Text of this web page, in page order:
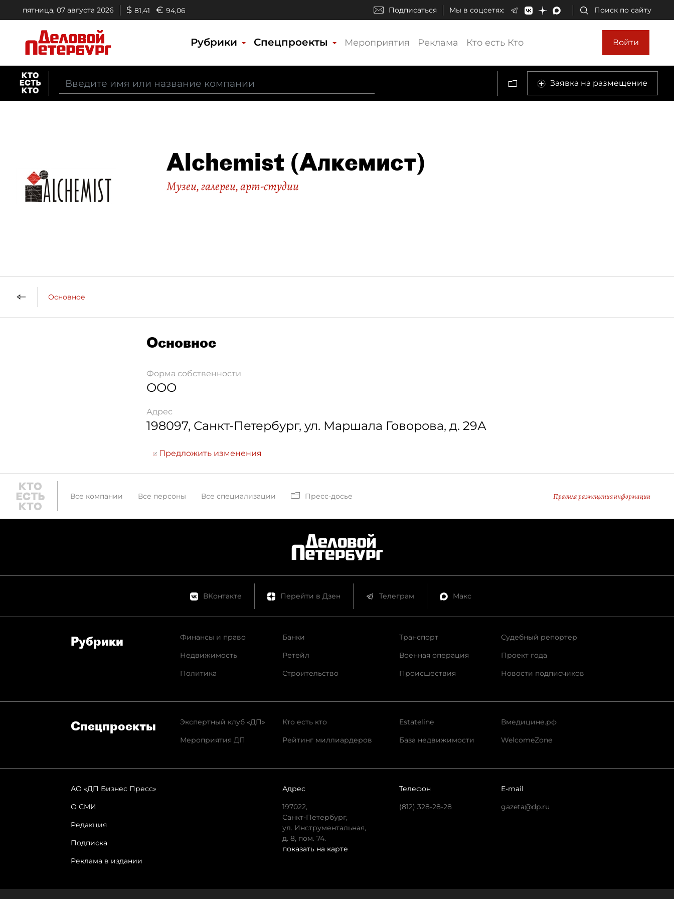
пятница, 07 августа 2026 $ 81,41 € 94,06 Подписаться Мы в соцсетях: Поиск по сайту
Рубрики Спецпроекты Мероприятия Реклама Кто есть Кто Войти
Заявка на размещение
Alchemist (Алкемист)
Музеи, галереи, арт-студии
Основное
Основное
Форма собственности
ООО
Адрес
198097, Санкт-Петербург, ул. Маршала Говорова, д. 29А
Предложить изменения
Все компании Все персоны Все специализации Пресс-досье Правила размещения информации
ВКонтакте Перейти в Дзен Телеграм Макс
Рубрики
Финансы и право
Недвижимость
Политика
Банки
Ретейл
Строительство
Транспорт
Военная операция
Происшествия
Судебный репортер
Проект года
Новости подписчиков
Спец­проекты
Экспертный клуб «ДП»
Мероприятия ДП
Кто есть кто
Рейтинг миллиардеров
Estateline
База недвижимости
Вмедицине.рф
WelcomeZone
АО «ДП Бизнес Пресс»
О СМИ
Редакция
Подписка
Реклама в издании
Адрес
197022,
Санкт-Петербург,
ул. Инструментальная,
д. 8, пом. 74.
показать на карте
Телефон
(812) 328-28-28
E-mail
gazeta@dp.ru